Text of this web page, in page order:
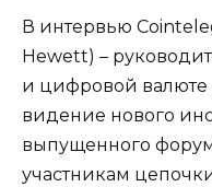
В интервью
Hewett) –
и цифровой валюте
видение нового
выпущенного
участникам